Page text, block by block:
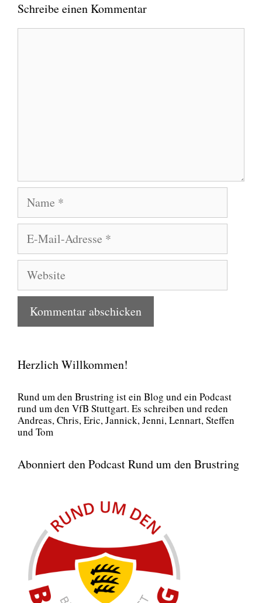
Schreibe einen Kommentar
Mail-
Adresse
Herzlich Willkommen!
Rund um den Brust­ring ist ein Blog und ein Pod­cast
rund um den VfB Stutt­gart. Es schrei­ben und reden
Andre­as, Chris, Eric, Jan­nick, Jen­ni, Lenn­art, Stef­fen
und Tom
Abonniert den Podcast Rund um den Brustring